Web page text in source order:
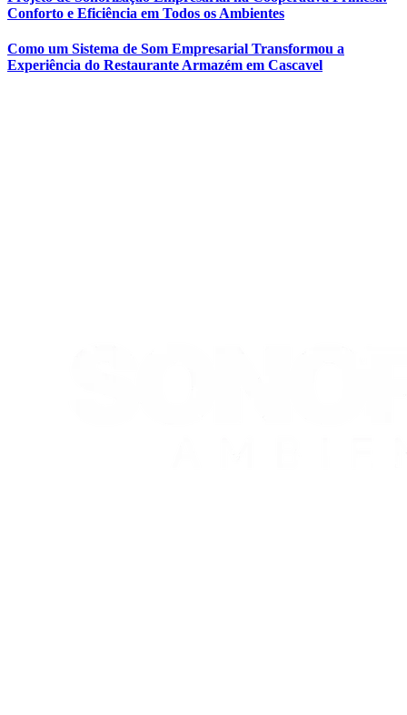
Conforto e Eficiência em Todos os Ambientes
Como um Sistema de Som Empresarial Transformou a
Experiência do Restaurante Armazém em Cascavel